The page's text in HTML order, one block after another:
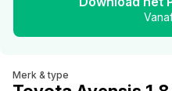
Merk & type